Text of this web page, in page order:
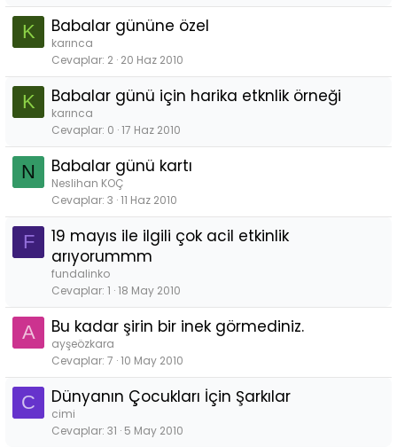
K Babalar gününe özel
karınca
Cevaplar 2 20 Haz 2010
K Babalar günü için harika etknlik örneği
karınca
Cevaplar 0 17 Haz 2010
N Babalar günü kartı
Neslihan KOÇ
Cevaplar 3 11 Haz 2010
F
19 mayıs ile ilgili çok acil etkinlik
arıyorummm
fundalinko
Cevaplar 1 18 May 2010
A Bu kadar şirin bir inek görmediniz.
ayşeözkara
Cevaplar 7 10 May 2010
C Dünyanın Çocukları İçin Şarkılar
cimi
Cevaplar 31 5 May 2010